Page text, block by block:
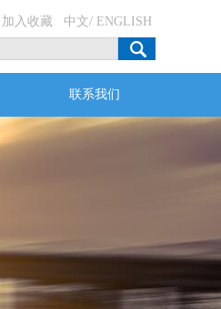
加入收藏 中文/ ENGLISH
联系我们